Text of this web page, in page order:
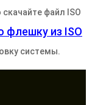
файл ISO
флешку из ISO
системы.